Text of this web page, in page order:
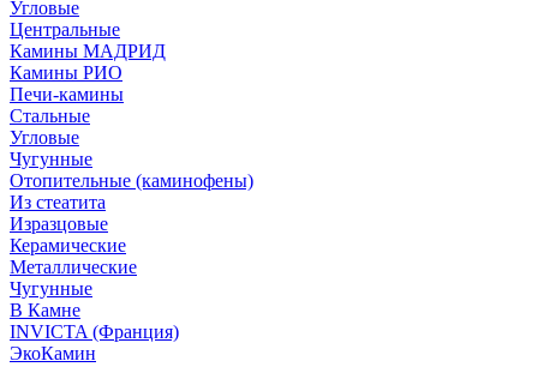
Угловые
Центральные
Камины МАДРИД
Камины РИО
Печи-камины
Стальные
Угловые
Чугунные
Отопительные (каминофены)
Из стеатита
Изразцовые
Керамические
Металлические
Чугунные
В Камне
INVICTA (Франция)
ЭкоКамин